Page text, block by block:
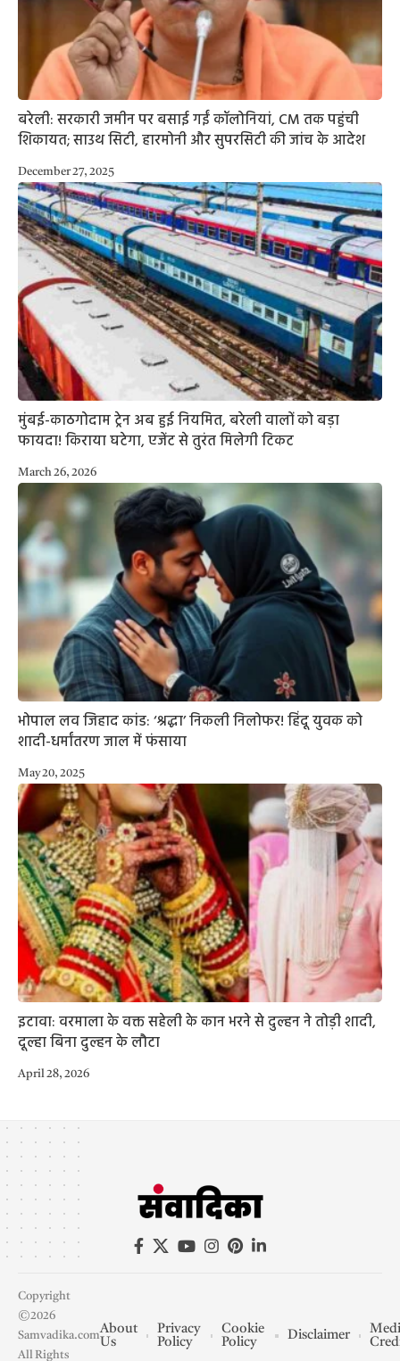
बरेली: सरकारी जमीन पर बसाई गईं कॉलोनियां, CM तक पहुंची
शिकायत; साउथ सिटी, हारमोनी और सुपरसिटी की जांच के आदेश
December 27, 2025
मुंबई-काठगोदाम ट्रेन अब हुई नियमित, बरेली वालों को बड़ा
फायदा! किराया घटेगा, एजेंट से तुरंत मिलेगी टिकट
March 26, 2026
भोपाल लव जिहाद कांड: ‘श्रद्धा’ निकली निलोफर! हिंदू युवक को
शादी-धर्मांतरण जाल में फंसाया
May 20, 2025
इटावा: वरमाला के वक्त सहेली के कान भरने से दुल्हन ने तोड़ी शादी,
दूल्हा बिना दुल्हन के लौटा
April 28, 2026
Copyright
©2026
Samvadika.com
All Rights
About
Us
Privacy
Policy
Cookie
Policy
Disclaimer